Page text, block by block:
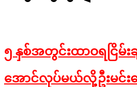
၅ နှစ်အတွင်းထာဝရငြိမ်းခ
အောင်လုပ်မယ်လို့ဦးမင်း